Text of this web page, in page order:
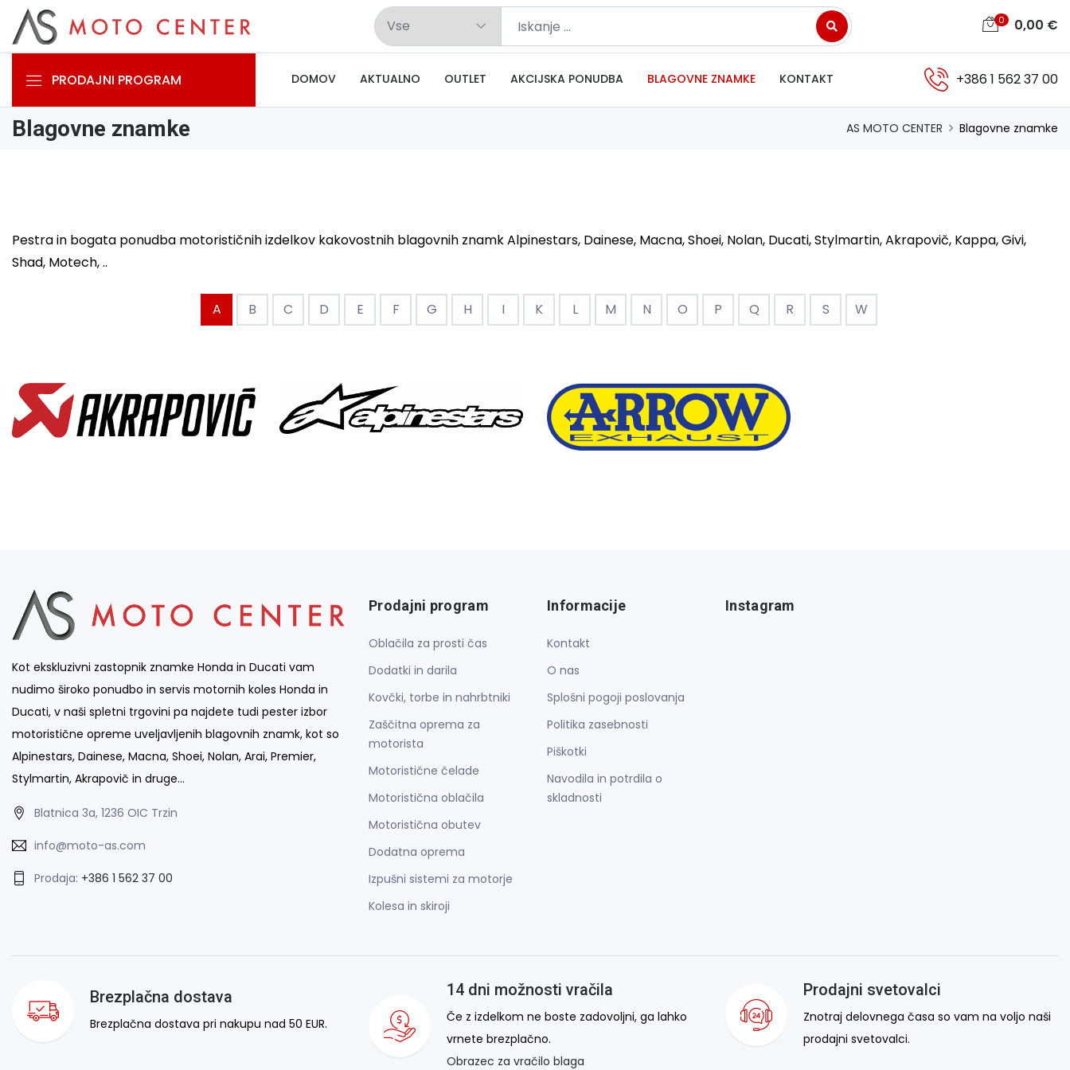
0 0,00 €
PRODAJNI PROGRAM DOMOV AKTUALNO OUTLET AKCIJSKA PONUDBA BLAGOVNE ZNAMKE KONTAKT +386 1 562 37 00
Blagovne znamke AS MOTO CENTER Blagovne znamke
Pestra in bogata ponudba motorističnih izdelkov kakovostnih blagovnih znamk Alpinestars, Dainese, Macna, Shoei, Nolan, Ducati, Stylmartin, Akrapovič, Kappa, Givi,
Shad, Motech, ..
A B C D E F G H I K L M N O P Q R S W
Kot ekskluzivni zastopnik znamke Honda in Ducati vam
nudimo široko ponudbo in servis motornih koles Honda in
Ducati, v naši spletni trgovini pa najdete tudi pester izbor
motoristične opreme uveljavljenih blagovnih znamk, kot so
Alpinestars, Dainese, Macna, Shoei, Nolan, Arai, Premier,
Stylmartin, Akrapovič in druge…
Blatnica 3a, 1236 OIC Trzin
info@moto-as.com
Prodaja: +386 1 562 37 00
Prodajni program
Oblačila za prosti čas
Dodatki in darila
Kovčki, torbe in nahrbtniki
Zaščitna oprema za
motorista
Motoristične čelade
Motoristična oblačila
Motoristična obutev
Dodatna oprema
Izpušni sistemi za motorje
Kolesa in skiroji
Informacije
Kontakt
O nas
Splošni pogoji poslovanja
Politika zasebnosti
Piškotki
Navodila in potrdila o
skladnosti
Instagram
Brezplačna dostava
Brezplačna dostava pri nakupu nad 50 EUR.
14 dni možnosti vračila
Če z izdelkom ne boste zadovoljni, ga lahko
vrnete brezplačno.
Obrazec za vračilo blaga
Prodajni svetovalci
Znotraj delovnega časa so vam na voljo naši
prodajni svetovalci.